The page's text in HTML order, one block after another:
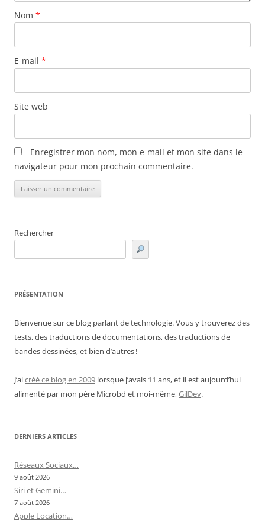
Nom *
E-mail *
Site web
Enregistrer mon nom, mon e-mail et mon site dans le
navigateur pour mon prochain commentaire.
Rechercher
PRÉSENTATION
Bienvenue sur ce blog parlant de technologie. Vous y trouverez des
tests, des traductions de documentations, des traductions de
bandes dessinées, et bien d’autres !
J’aicréé ce blog en 2009 lorsque j’avais 11 ans, et il est aujourd’hui
alimenté par mon père Microbd et moi-même,GilDev.
DERNIERS ARTICLES
Réseaux Sociaux…
9 août 2026
Siri et Gemini…
7 août 2026
Apple Location…